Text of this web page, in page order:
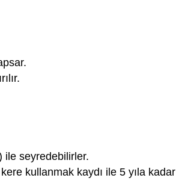
ile seyredebilirler.
kullanmak kaydı ile 5 yıla kadar